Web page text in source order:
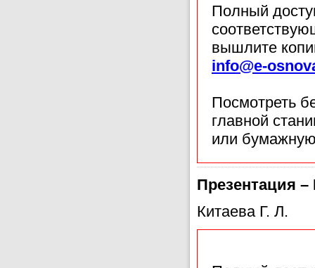
Полный
вышлите
info@e-
Посмотреть
главной
или
Презентация
Китаева Г. Л.